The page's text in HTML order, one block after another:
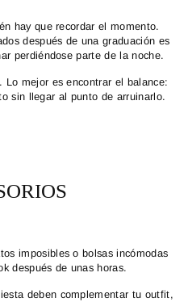
hay que recordar el momento.
después de una graduación es
perdiéndose parte de la noche.
Lo mejor es encontrar el balance:
sin llegar al punto de arruinarlo.
imposibles o bolsas incómodas
después de unas horas.
deben complementar tu outfit,